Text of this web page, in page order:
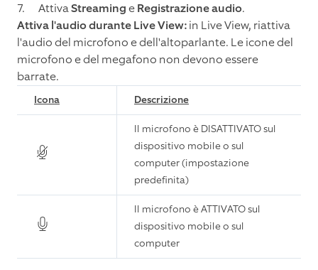
AttivaStreamingeRegistrazione audio.
Attiva l'audio durante Live View:in Live View, riattiva
l'audio del microfono e dell'altoparlante. Le icone del
microfono e del megafono non devono essere
barrate.
Icona Descrizione
Il microfono è DISATTIVATO sul
dispositivo mobile o sul
computer (impostazione
predefinita)
Il microfono è ATTIVATO sul
dispositivo mobile o sul
computer